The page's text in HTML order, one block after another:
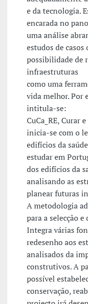
e da tecnologia.
encarada no
uma análise
estudos de
possibilidade de
infraestruturas
como uma
vida melhor. Por
intitula-se:
CuCa_RE, Curar
inicia-se com o
edifícios da
estudar em
dos edifícios da
analisando as
planear futuras
A metodologia
para a selecção
Integra várias
redesenho aos
analisados da
construtivos. A
possível
conservação,